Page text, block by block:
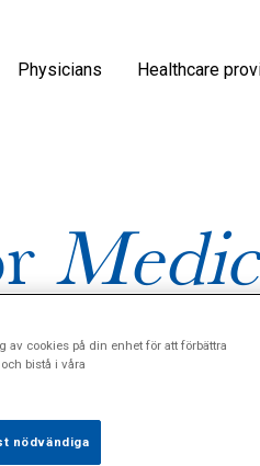
Physicians Healthcare
av cookies på din enhet för att förbättra
bistå i våra
nödvändiga